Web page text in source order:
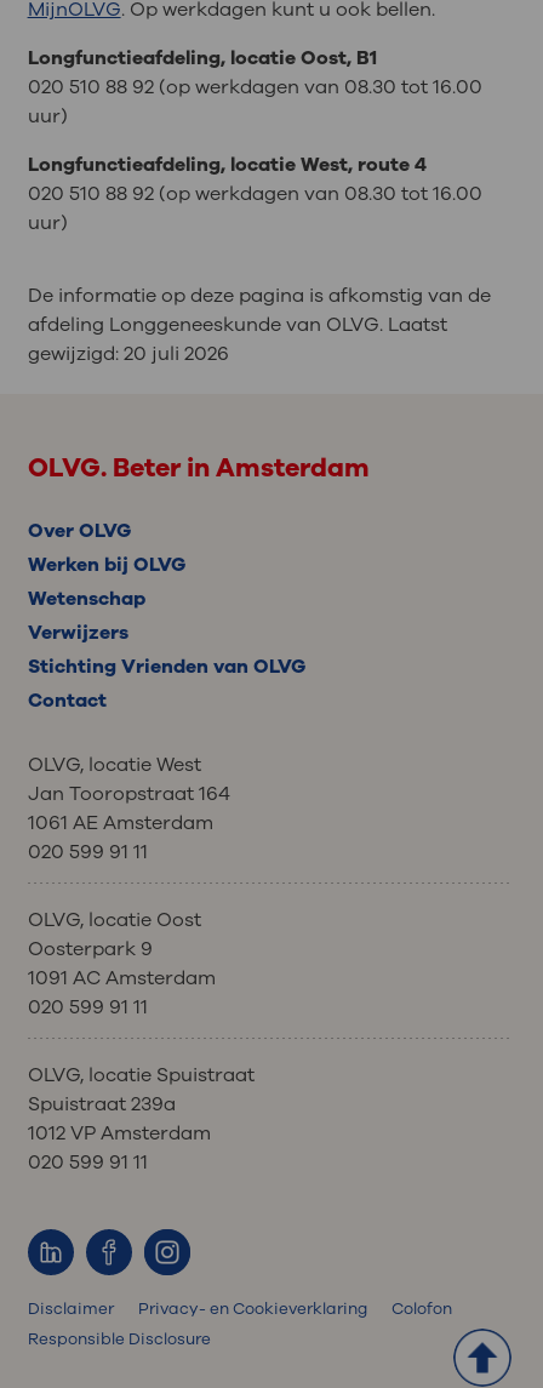
MijnOLVG. Op werkdagen kunt u ook bellen.
Longfunctieafdeling, locatie Oost, B1
020 510 88 92 (op werkdagen van 08.30 tot 16.00
uur)
Longfunctieafdeling, locatie West, route 4
020 510 88 92 (op werkdagen van 08.30 tot 16.00
uur)
De informatie op deze pagina is afkomstig van de
afdeling Longgeneeskunde van OLVG. Laatst
gewijzigd:20 juli 2026
OLVG. Beter in Amsterdam
Over OLVG
Werken bij OLVG
Wetenschap
Verwijzers
Stichting Vrienden van OLVG
Contact
OLVG, locatie West
Jan Tooropstraat 164
1061 AE Amsterdam
020 599 91 11
OLVG, locatie Oost
Oosterpark 9
1091 AC Amsterdam
020 599 91 11
OLVG, locatie Spuistraat
Spuistraat 239a
1012 VP Amsterdam
020 599 91 11
Disclaimer Privacy- en Cookieverklaring
Colofon
Responsible Disclosure